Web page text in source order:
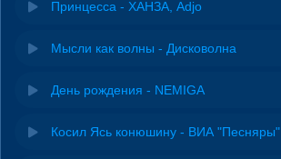
Принцесса - ХАНЗА, Adjo
Мысли как волны - Дисковолна
День рождения - NEMIGA
Косил Ясь конюшину - ВИА "Песняры"